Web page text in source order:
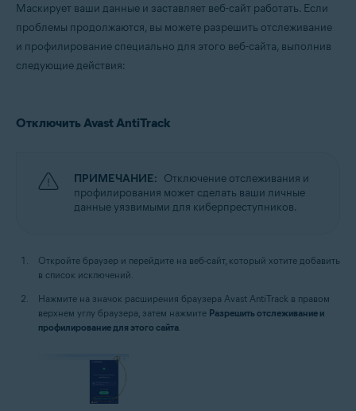
Маскирует ваши данные и заставляет веб-сайт работать. Если
проблемы продолжаются, вы можете разрешить отслеживание
и профилирование специально для этого веб-сайта, выполнив
следующие действия:
Отключить Avast AntiTrack
ПРИМЕЧАНИЕ: Отключение отслеживания и
профилирования может сделать ваши личные
данные уязвимыми для киберпреступников.
Откройте браузер и перейдите на веб-сайт, который хотите добавить
в список исключений.
Нажмите на значок расширения браузера Avast AntiTrack в правом
верхнем углу браузера, затем нажмите Разрешить отслеживание и
профилирование для этого сайта